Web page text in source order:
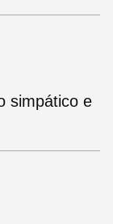
simpático e